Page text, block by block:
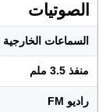
الصوتيات
السماعات الخارجية
منفذ 3.5 ملم
راديو FM